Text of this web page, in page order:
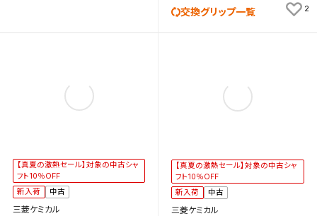
交換グリップ一覧 2
【真夏の激熱セール】対象の中古シャ
フト10％OFF
新入荷
中古
三菱ケミカル
【真夏の激熱セール】対象の中古シャ
フト10％OFF
新入荷
中古
三菱ケミカル